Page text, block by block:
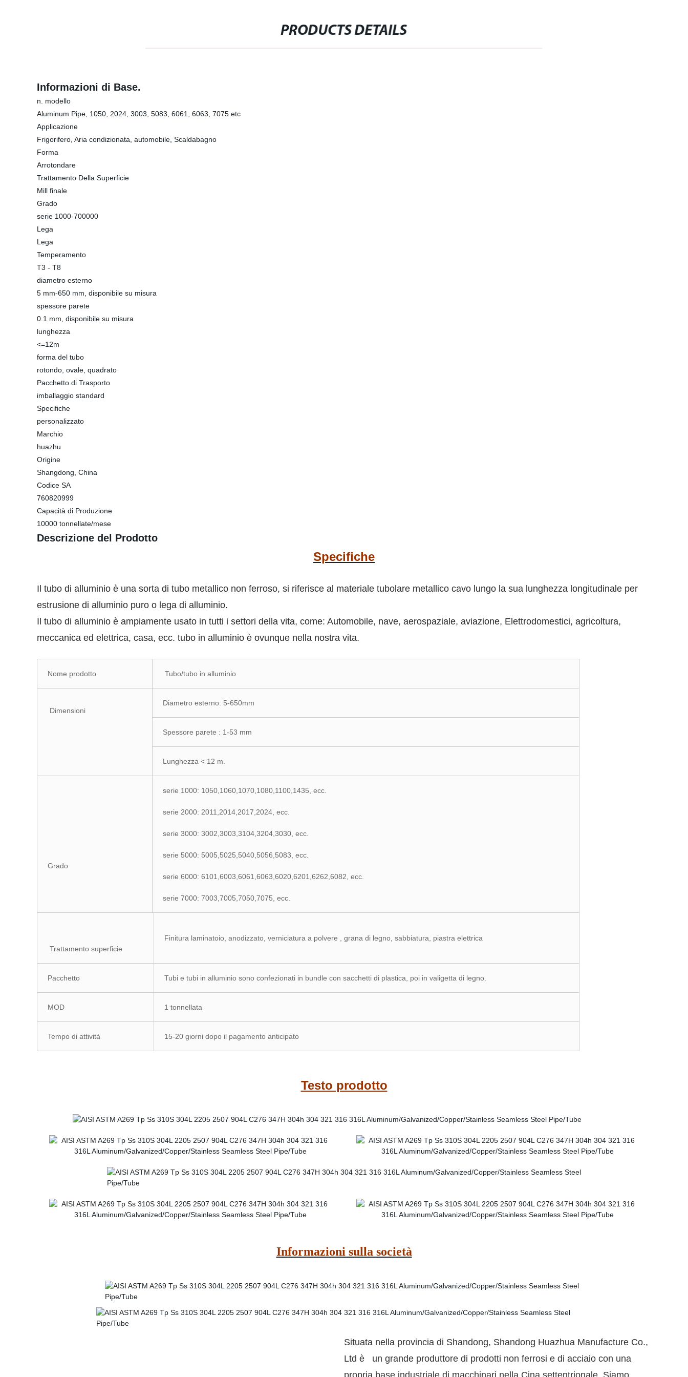
PRODUCTS DETAILS
Informazioni di Base.
n. modello
Aluminum Pipe, 1050, 2024, 3003, 5083, 6061, 6063, 7075 etc
Applicazione
Frigorifero, Aria condizionata, automobile, Scaldabagno
Forma
Arrotondare
Trattamento Della Superficie
Mill finale
Grado
serie 1000-700000
Lega
Lega
Temperamento
T3 - T8
diametro esterno
5 mm-650 mm, disponibile su misura
spessore parete
0.1 mm, disponibile su misura
lunghezza
<=12m
forma del tubo
rotondo, ovale, quadrato
Pacchetto di Trasporto
imballaggio standard
Specifiche
personalizzato
Marchio
huazhu
Origine
Shangdong, China
Codice SA
760820999
Capacità di Produzione
10000 tonnellate/mese
Descrizione del Prodotto
Specifiche
Il tubo di alluminio è una sorta di tubo metallico non ferroso, si riferisce al materiale tubolare metallico cavo lungo la sua lunghezza longitudinale per
estrusione di alluminio puro o lega di alluminio.
Il tubo di alluminio è ampiamente usato in tutti i settori della vita, come: Automobile, nave, aerospaziale, aviazione, Elettrodomestici, agricoltura,
meccanica ed elettrica, casa, ecc. tubo in alluminio è ovunque nella nostra vita.
Nome prodotto Tubo/tubo in alluminio
Dimensioni
Diametro esterno: 5-650mm
Spessore parete : 1-53 mm
Lunghezza < 12 m.
Grado
serie 1000: 1050,1060,1070,1080,1100,1435, ecc.
serie 2000: 2011,2014,2017,2024, ecc.
serie 3000: 3002,3003,3104,3204,3030, ecc.
serie 5000: 5005,5025,5040,5056,5083, ecc.
serie 6000: 6101,6003,6061,6063,6020,6201,6262,6082, ecc.
serie 7000: 7003,7005,7050,7075, ecc.
Trattamento superficie
Finitura laminatoio, anodizzato, verniciatura a polvere , grana di legno, sabbiatura, piastra elettrica
Pacchetto Tubi e tubi in alluminio sono confezionati in bundle con sacchetti di plastica, poi in valigetta di legno.
MOD 1 tonnellata
Tempo di attività 15-20 giorni dopo il pagamento anticipato
Testo prodotto
Informazioni sulla società
Situata nella provincia di Shandong, Shandong Huazhua Manufacture Co.,
Ltd è un grande produttore di prodotti non ferrosi e di acciaio con una
propria base industriale di macchinari nella Cina settentrionale. Siamo